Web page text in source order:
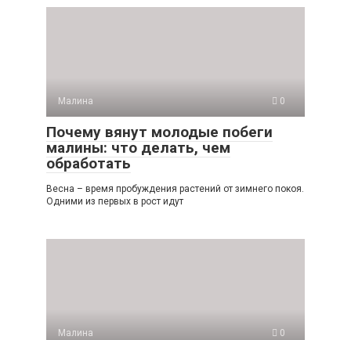
Малина 0
Почему вянут молодые побеги
малины: что делать, чем
обработать
Весна – время пробуждения растений от зимнего покоя.
Одними из первых в рост идут
Малина 0